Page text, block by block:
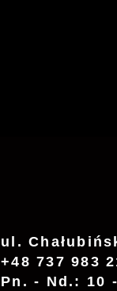
ul.
+48 737 983
Pn. - Nd.: 10